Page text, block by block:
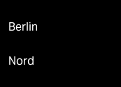
Berlin
Nord